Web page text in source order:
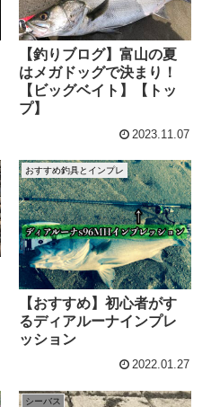
【釣りブログ】富山の夏
はメガドッグで決まり！
【ビッグベイト】【トッ
プ】
2023.11.07
おすすめ釣具とインプレ
【おすすめ】初心者がす
るディアルーナインプレ
ッション
2022.01.27
シーバス